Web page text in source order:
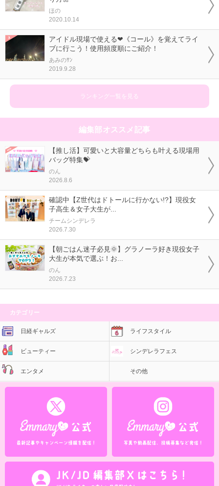
ほの
2020.10.14
アイドル現場で使える❤《コール》を覚えてライ
ブに行こう！使用頻度順にご紹介！
あみのｻﾝ
2019.9.28
ランキング一覧を見る
編集部オススメ記事
【推し活】可愛いと大容量どちらも叶える現場用
バッグ特集💝
のん
2026.8.6
確認中【Z世代はドトールに行かない!?】現役女
子高生＆女子大生が...
チームシンデレラ
2026.7.30
【朝ごはん迷子必見🌞】グラノーラ好き現役女子
大生が本気で選ぶ！お...
のん
2026.7.23
カテゴリー
日経ギャルズ ライフスタイル
ビューティー シンデレラフェス
エンタメ その他